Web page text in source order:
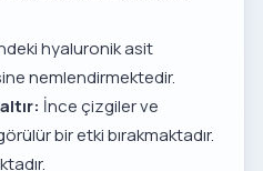
hyaluronik asit
nemlendirmektedir.
İnce çizgiler ve
bir etki bırakmaktadır.